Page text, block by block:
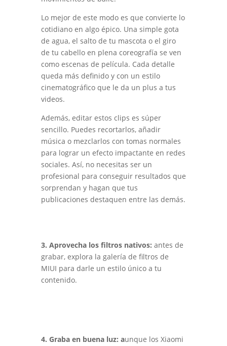
Lo mejor de este modo es que convierte lo
cotidiano en algo épico. Una simple gota
de agua, el salto de tu mascota o el giro
de tu cabello en plena coreografía se ven
como escenas de película. Cada detalle
queda más definido y con un estilo
cinematográfico que le da un plus a tus
videos.
Además, editar estos clips es súper
sencillo. Puedes recortarlos, añadir
música o mezclarlos con tomas normales
para lograr un efecto impactante en redes
sociales. Así, no necesitas ser un
profesional para conseguir resultados que
sorprendan y hagan que tus
publicaciones destaquen entre las demás.
3. Aprovecha los filtros nativos: antes de
grabar, explora la galería de filtros de
MIUI para darle un estilo único a tu
contenido.
4. Graba en buena luz: aunque los Xiaomi